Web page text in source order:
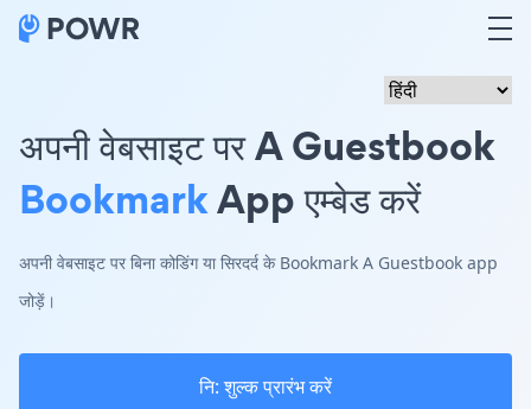
अपनी वेबसाइट पर A Guestbook
BookmarkApp एम्बेड करें
अपनी वेबसाइट पर बिना कोडिंग या सिरदर्द के Bookmark A Guestbook app
जोड़ें।
नि: शुल्क प्रारंभ करें